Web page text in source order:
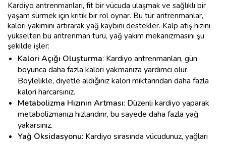
Kardiyo antrenmanları, fit bir vücuda ulaşmak ve sağlıklı bir
yaşam sürmek için kritik bir rol oynar. Bu tür antrenmanlar,
kalori yakımını artırarak yağ kaybını destekler. Kalp atış hızını
yükselten bu antrenman türü, yağ yakım mekanizmasını şu
şekilde işler:
Kalori Açığı Oluşturma: Kardiyo antrenmanları, gün
boyunca daha fazla kalori yakmanıza yardımcı olur.
Böylelikle, diyetle aldığınız kalori miktarından daha fazla
kalori harcarsınız.
Metabolizma Hızının Artması: Düzenli kardiyo yaparak
metabolizmanızı hızlandırır, bu sayede daha fazla yağ
yakarsınız.
Yağ Oksidasyonu: Kardiyo sırasında vücudunuz, yağları